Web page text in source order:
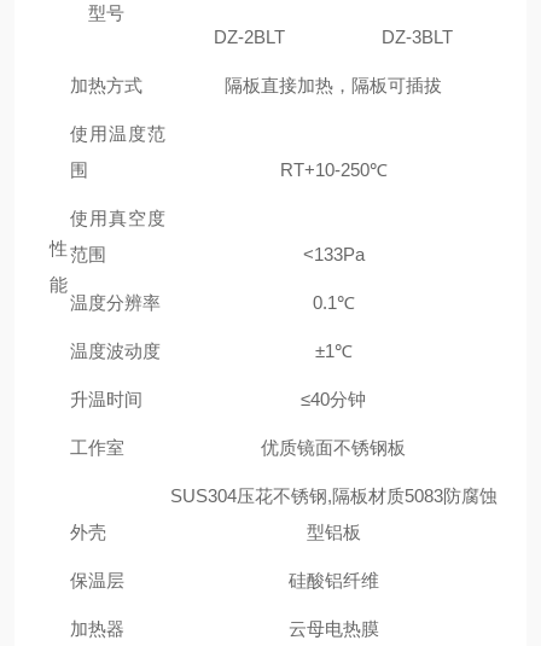
型号
DZ-2BLT DZ-3BLT
加热方式 隔板直接加热，隔板可插拔
性
能
使用温度范
围
RT+10-250℃
使用真空度
范围
<133Pa
温度分辨率 0.1℃
温度波动度 ±1℃
升温时间 ≤40分钟
工作室 优质镜面不锈钢板
外壳
SUS304压花不锈钢,隔板材质5083防腐蚀
型铝板
保温层 硅酸铝纤维
加热器 云母电热膜